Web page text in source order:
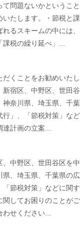
問題ないかということ
たします。・節税と課
るスキームの中には、
税の繰り延べ」...
くことをお勧めいたし
宿区、中野区、世田谷
神奈川県、埼玉県、千葉
行」、「節税対策」など
計画の立案...
中野区、世田谷区を中
、埼玉県、千葉県の広
「節税対策」などに関す
関してお困りのことがご
せください...